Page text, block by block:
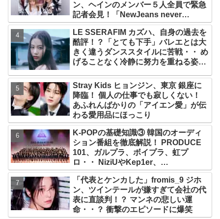
ン、ヘインのメンバー５人全員で緊急
記者会見！「NewJeans never
dies!」と微笑みの宣言！ ADOR側、
2029年まで契約有効と主張
LE SSERAFIM カズハ、自身の過去を
酷評！？「とても下手」バレエとは大
きく違うダンススタイルに苦戦・・ め
げることなく冷静に努力を重ねる姿に
Stray Kids ヒョンジン、東京 銀座に
降臨！ 個人の仕事でも寂しくない！
あふれんばかりの「アイエン愛」が伝
わる愛用品にほっこり
K-POPの基礎知識③ 韓国のオーディ
ション番組を徹底解説！ PRODUCE
101、ガルプラ、ボイプラ、虹プ
ロ・・ NiziUやKep1er、
ZEROBASEONEら人気グループが
続々と誕生！ JO1やINI、ME:Iを生ん
だ日プまで一挙紹介
「代表とケンカした」fromis_9 ジホ
ン、ツインテールが嫌すぎて会社の代
表に直談判！？ マンネの悲しい運
命・・？ 衝撃のエピソードに爆笑